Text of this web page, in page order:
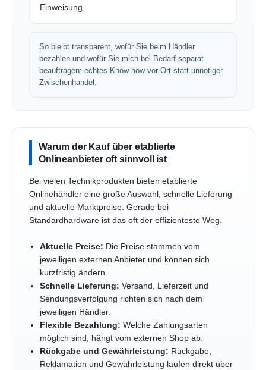
Einweisung.
So bleibt transparent, wofür Sie beim Händler
bezahlen und wofür Sie mich bei Bedarf separat
beauftragen: echtes Know-how vor Ort statt unnötiger
Zwischenhandel.
Warum der Kauf über etablierte
Onlineanbieter oft sinnvoll ist
Bei vielen Technikprodukten bieten etablierte
Onlinehändler eine große Auswahl, schnelle Lieferung
und aktuelle Marktpreise. Gerade bei
Standardhardware ist das oft der effizienteste Weg.
Aktuelle Preise: Die Preise stammen vom
jeweiligen externen Anbieter und können sich
kurzfristig ändern.
Schnelle Lieferung: Versand, Lieferzeit und
Sendungsverfolgung richten sich nach dem
jeweiligen Händler.
Flexible Bezahlung: Welche Zahlungsarten
möglich sind, hängt vom externen Shop ab.
Rückgabe und Gewährleistung: Rückgabe,
Reklamation und Gewährleistung laufen direkt über